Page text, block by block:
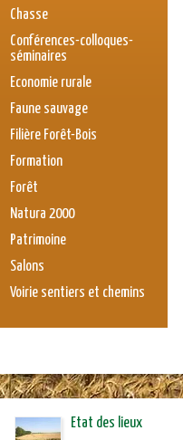
Chasse
Conférences-colloques-
séminaires
Economie rurale
Faune sauvage
Filière Forêt-Bois
Formation
Forêt
Natura 2000
Patrimoine
Salons
Voirie sentiers et chemins
Etat des lieux